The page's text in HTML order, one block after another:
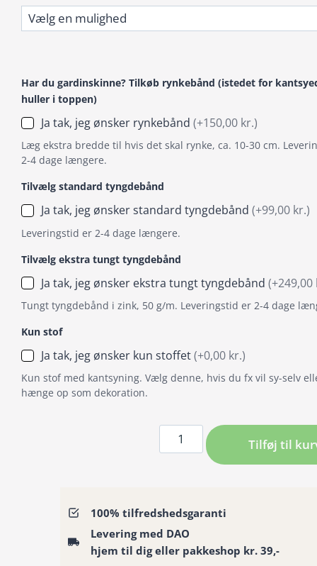
Har du gardinskinne? Tilkøb rynkebånd (istedet for
huller i toppen)
Ja tak, jeg ønsker rynkebånd (+150,00 kr.)
Læg ekstra bredde til hvis det skal rynke, ca. 10-30 cm.
2-4 dage længere.
Tilvælg standard tyngdebånd
Ja tak, jeg ønsker standard tyngdebånd (+99,00 kr.)
Leveringstid er 2-4 dage længere.
Tilvælg ekstra tungt tyngdebånd
Ja tak, jeg ønsker ekstra tungt tyngdebånd (+249,00
Tungt tyngdebånd i zink, 50 g/m. Leveringstid er 2-4 dage
Kun stof
Ja tak, jeg ønsker kun stoffet(+0,00 kr.)
Kun stof med kantsyning. Vælg denne, hvis du fx vil sy-selv
hænge op som dekoration.
Badeforhæng
/
Bruseforhæng
hvide/rosa
roser
antal
Tilføj til
100% tilfredshedsgaranti
Levering med DAO
hjem til dig eller pakkeshop kr. 39,-